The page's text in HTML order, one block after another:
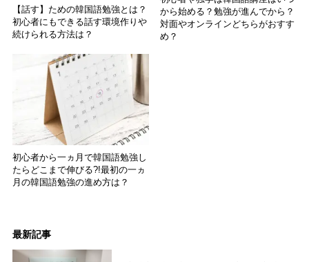
【話す】ための韓国語勉強とは？
初心者にもできる話す環境作りや
続けられる方法は？
から始める？勉強が進んでから？
対面やオンラインどちらがおすす
め？
初心者から一ヵ月で韓国語勉強し
たらどこまで伸びる?!最初の一ヵ
月の韓国語勉強の進め方は？
最新記事